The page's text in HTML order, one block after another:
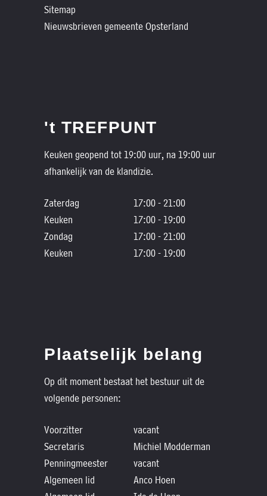
Sitemap
Nieuwsbrieven gemeente Opsterland
't TREFPUNT
Keuken geopend tot 19:00 uur, na 19:00 uur
afhankelijk van de klandizie.
Zaterdag
17:00 - 21:00
Keuken
17:00 - 19:00
Zondag
17:00 - 21:00
Keuken
17:00 - 19:00
Plaatselijk belang
Op dit moment bestaat het bestuur uit de
volgende personen:
Voorzitter
vacant
Secretaris
Michiel Modderman
Penningmeester
vacant
Algemeen lid
Anco Hoen